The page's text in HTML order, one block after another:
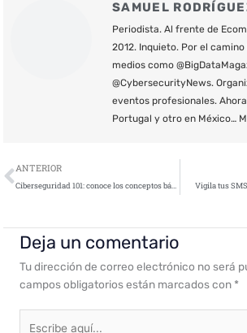
SAMUEL
Periodista. Al frente de
2012. Inquieto. Por el
medios como
@CybersecurityNews.
eventos profesionales.
Portugal y otro en México…
Ant
ANTERIOR
Ciberseguridad 101: conoce los conceptos básicos para evitar que suceda lo peor Vigila tus
Deja un comentario
Tu dirección de correo electrónico no será
campos obligatorios están marcados con *